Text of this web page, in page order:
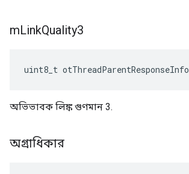
mLinkQuality3
uint8_t otThreadParentResponseInfo
অভিভাবক লিঙ্ক গুণমান 3.
অগ্রাধিকার